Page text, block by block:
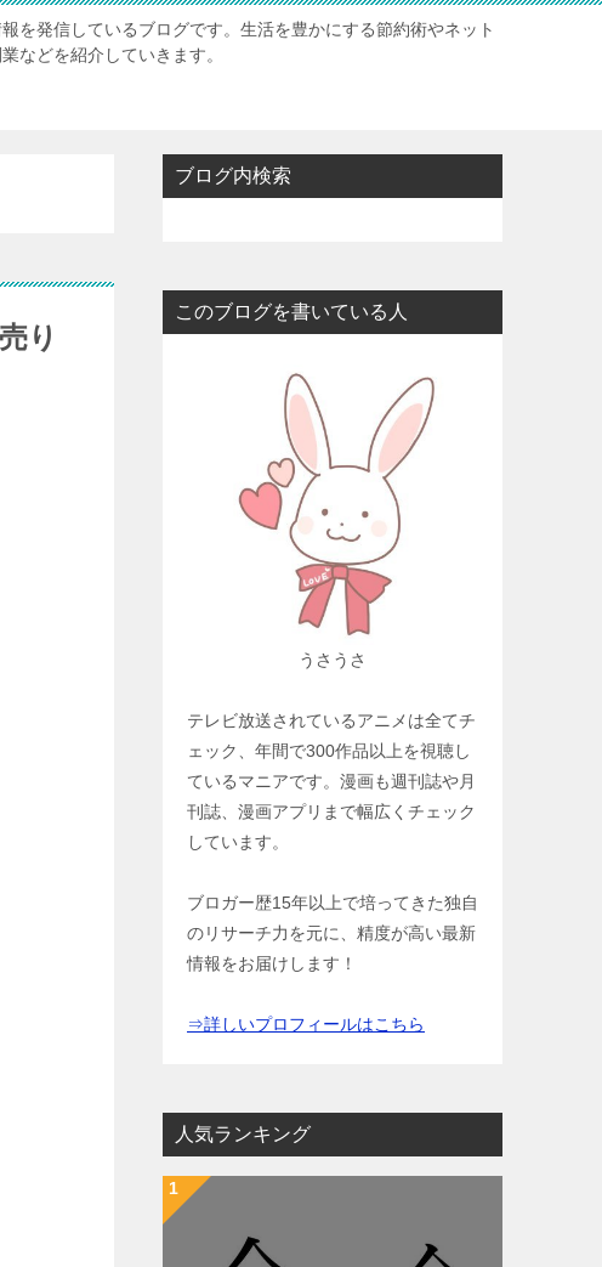
を発信しているブログです。生活を豊かにする節約術やネット
などを紹介していきます。
り
ブログ内検索
このブログを書いている人
うさうさ
テレビ放送されているアニメは全てチ
ェック、年間で300作品以上を視聴し
ているマニアです。漫画も週刊誌や月
刊誌、漫画アプリまで幅広くチェック
しています。
ブロガー歴15年以上で培ってきた独自
のリサーチ力を元に、精度が高い最新
情報をお届けします！
⇒詳しいプロフィールはこちら
人気ランキング